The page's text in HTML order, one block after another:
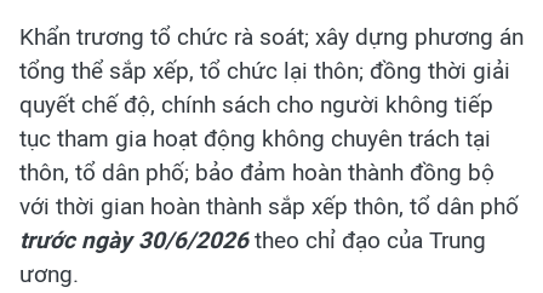
Khẩn trương tổ chức rà soát; xây dựng phương án
tổng thể sắp xếp, tổ chức lại thôn; đồng thời giải
quyết chế độ, chính sách cho người không tiếp
tục tham gia hoạt động không chuyên trách tại
thôn, tổ dân phố; bảo đảm hoàn thành đồng bộ
với thời gian hoàn thành sắp xếp thôn, tổ dân phố
trước ngày 30/6/2026theo chỉ đạo của Trung
ương.